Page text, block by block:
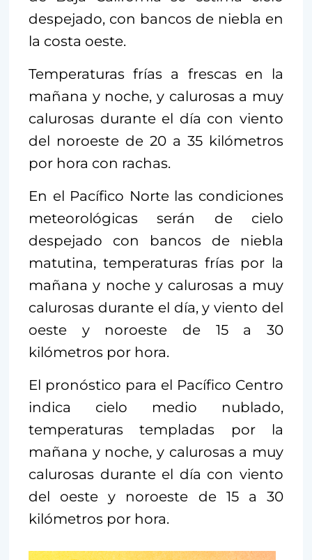
despejado, con bancos de niebla en
la costa oeste.
Temperaturas frías a frescas en la
mañana y noche, y calurosas a muy
calurosas durante el día con viento
del noroeste de 20 a 35 kilómetros
por hora con rachas.
En el Pacífico Norte las condiciones
meteorológicas serán de cielo
despejado con bancos de niebla
matutina, temperaturas frías por la
mañana y noche y calurosas a muy
calurosas durante el día, y viento del
oeste y noroeste de 15 a 30
kilómetros por hora.
El pronóstico para el Pacífico Centro
indica cielo medio nublado,
temperaturas templadas por la
mañana y noche, y calurosas a muy
calurosas durante el día con viento
del oeste y noroeste de 15 a 30
kilómetros por hora.